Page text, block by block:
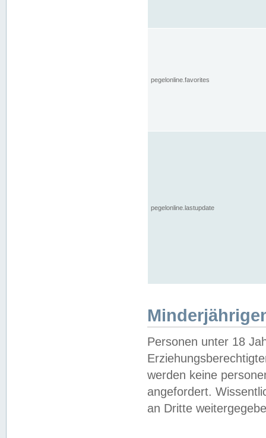
pegelonline.favorites
pegelonline.lastupdate
Personen unter 18
werden keine
angefordert.
an Dritte